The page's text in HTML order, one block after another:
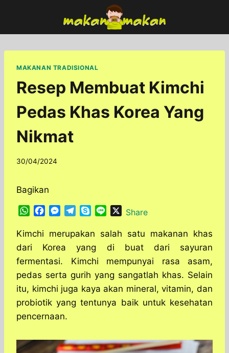
content
MAKANAN TRADISIONAL
Resep Membuat Kimchi
Pedas Khas Korea Yang
Nikmat
By
30/04/2024
Bagikan
W
a
t
A
p
p
e
b
o
o
k
M
s
s
n
g
e
r
l
e
g
r
a
m
y
p
e
n
e
XShare
Kimchi merupakan salah satu makanan khas
dari Korea yang di buat dari sayuran
fermentasi. Kimchi mempunyai rasa asam,
pedas serta gurih yang sangatlah khas. Selain
itu, kimchi juga kaya akan mineral, vitamin, dan
probiotik yang tentunya baik untuk kesehatan
pencernaan.